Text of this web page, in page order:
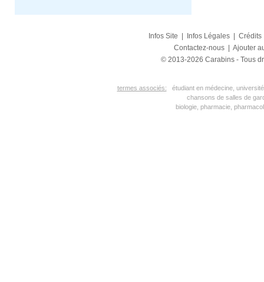
Infos Site Infos Légales Crédits
Contactez-nous| Ajouter
© 2013-2026 Carabins - Tous
termes associés:
étudiant en médecine,
chansons de salles de
biologie, pharmacie,